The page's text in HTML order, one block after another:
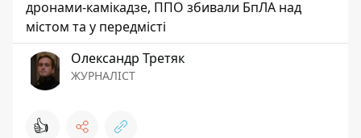
дронами-камікадзе, ППО збивали БпЛА над
містом та у передмісті
Олександр Третяк
ЖУРНАЛІСТ
👍